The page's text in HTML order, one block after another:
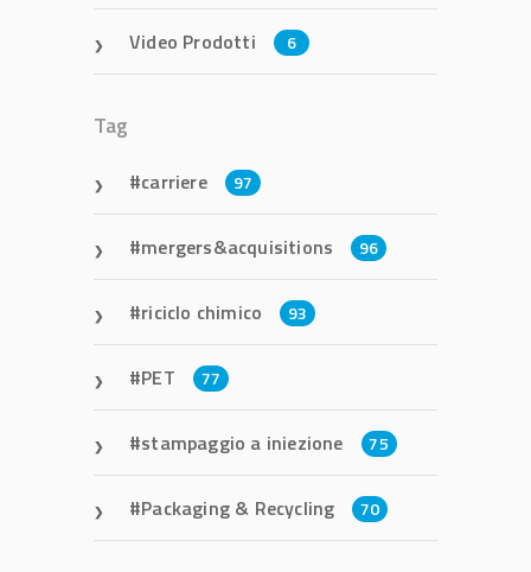
Video Prodotti 6
Tag
carriere 97
mergers&acquisitions 96
riciclo chimico 93
PET 77
stampaggio a iniezione 75
Packaging & Recycling 70